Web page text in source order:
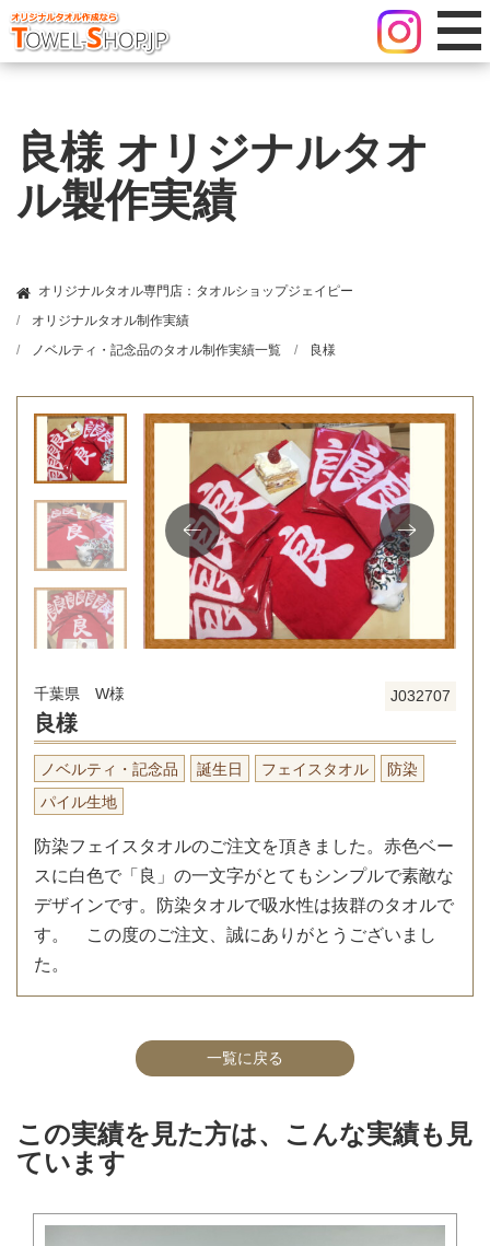
良様 オリジナルタオ
ル製作実績
オリジナルタオル専門店：タオルショップジェイピー
オリジナルタオル制作実績
ノベルティ・記念品のタオル制作実績一覧
良様
J032707
千葉県 W様
良様
ノベルティ・記念品 誕生日 フェイスタオル
防染
パイル生地
防染フェイスタオルのご注文を頂きました。赤色ベー
スに白色で「良」の一文字がとてもシンプルで素敵な
デザインです。防染タオルで吸水性は抜群のタオルで
す。 この度のご注文、誠にありがとうございまし
た。
一覧に戻る
この実績を見た方は、こんな実績も見
ています